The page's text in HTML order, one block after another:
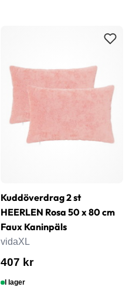
Kuddöverdrag 2 st
HEERLEN Rosa 50 x 80 cm
Faux Kaninpäls
vidaXL
407 kr
I lager